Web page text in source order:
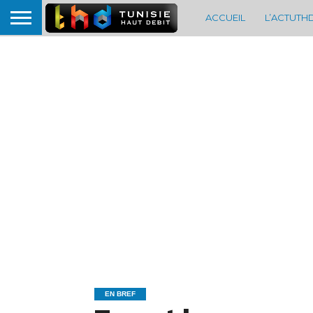
ACCUEIL
EN BREF